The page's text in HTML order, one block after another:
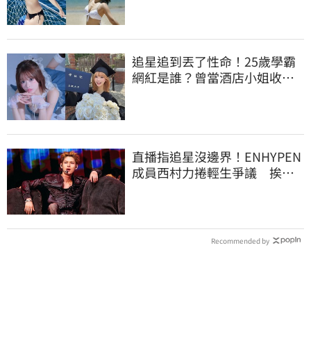
追星追到丟了性命！25歲學霸
網紅是誰？曾當酒店小姐收入
直播指追星沒邊界！ENHYPEN
成員西村力捲輕生爭議 挨
Recommended by